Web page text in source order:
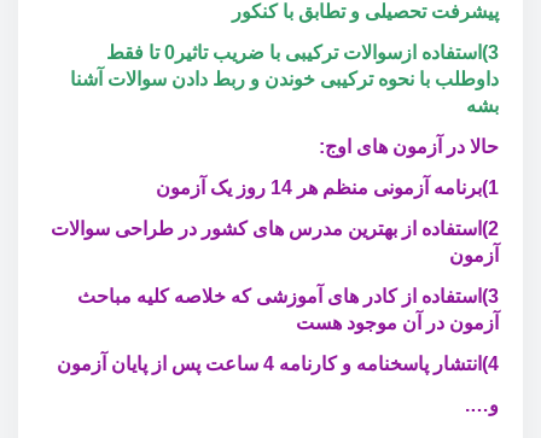
پیشرفت تحصیلی و تطابق با کنکور
3)استفاده ازسوالات ترکیبی با ضریب تاثیر0 تا فقط
داوطلب با نحوه ترکیبی خوندن و ربط دادن سوالات آشنا
بشه
حالا در آزمون های اوج:
1)برنامه آزمونی منظم هر 14 روز یک آزمون
2)استفاده از بهترین مدرس های کشور در طراحی سوالات
آزمون
3)استفاده از کادر های آموزشی که خلاصه کلیه مباحث
آزمون در آن موجود هست
4)انتشار پاسخنامه و کارنامه 4 ساعت پس از پایان آزمون
و….